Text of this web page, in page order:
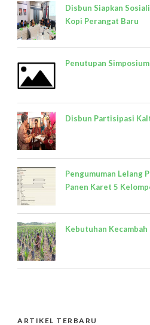
Disbun Siapkan
Kopi Perangat Baru
Penutupan
Disbun Partisipasi
Pengumuman Lelang
Panen Karet 5
Kebutuhan
ARTIKEL TERBARU